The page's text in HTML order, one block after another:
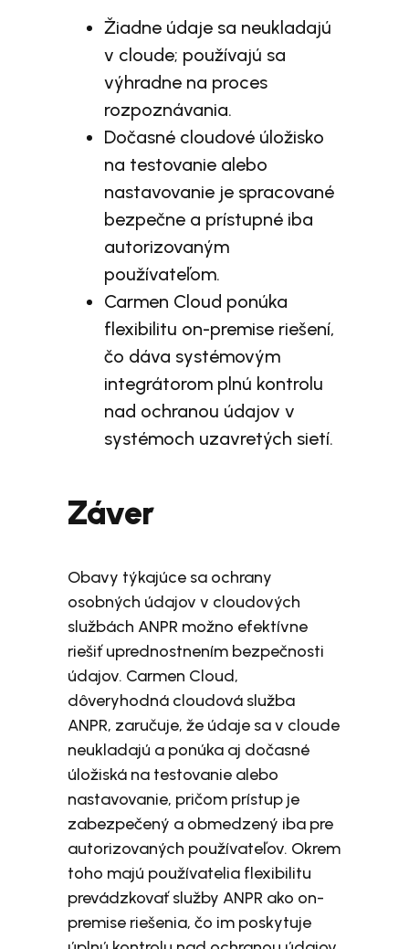
Žiadne údaje sa neukladajú
v cloude; používajú sa
výhradne na proces
rozpoznávania.
Dočasné cloudové úložisko
na testovanie alebo
nastavovanie je spracované
bezpečne a prístupné iba
autorizovaným
používateľom.
Carmen Cloud ponúka
flexibilitu on-premise riešení,
čo dáva systémovým
integrátorom plnú kontrolu
nad ochranou údajov v
systémoch uzavretých sietí.
Záver
Obavy týkajúce sa ochrany
osobných údajov v cloudových
službách ANPR možno efektívne
riešiť uprednostnením bezpečnosti
údajov. Carmen Cloud,
dôveryhodná cloudová služba
ANPR, zaručuje, že údaje sa v cloude
neukladajú a ponúka aj dočasné
úložiská na testovanie alebo
nastavovanie, pričom prístup je
zabezpečený a obmedzený iba pre
autorizovaných používateľov. Okrem
toho majú používatelia flexibilitu
prevádzkovať služby ANPR ako on-
premise riešenia, čo im poskytuje